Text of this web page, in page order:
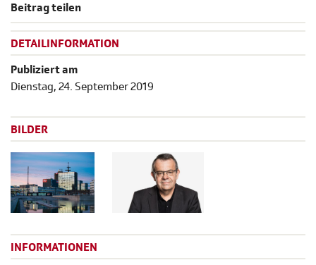
Beitrag teilen
DETAILINFORMATION
Publiziert am
Dienstag, 24. September 2019
BILDER
INFORMATIONEN